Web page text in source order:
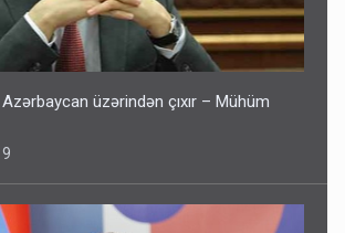
üzərindən çıxır – Mühüm